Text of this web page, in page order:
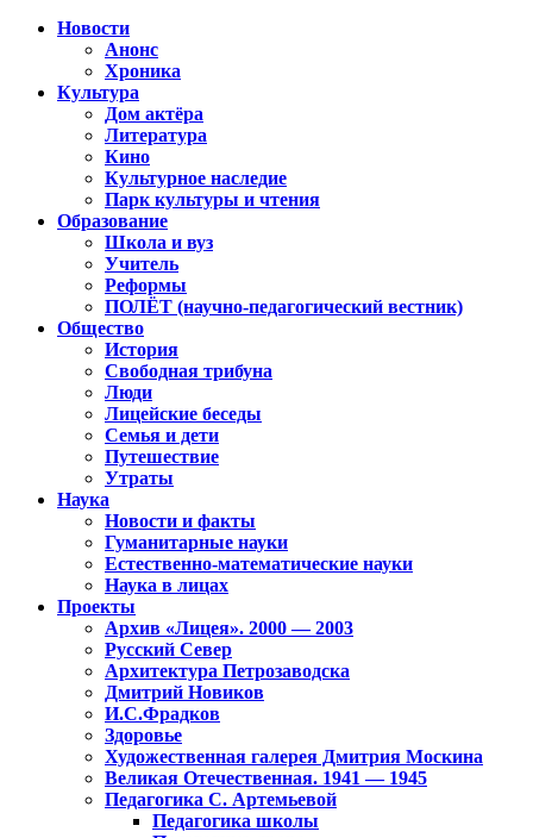
Новости
Анонс
Хроника
Культура
Дом актёра
Литература
Кино
Культурное наследие
Парк культуры и чтения
Образование
Школа и вуз
Учитель
Реформы
ПОЛЁТ (научно-педагогический вестник)
Общество
История
Свободная трибуна
Люди
Лицейские беседы
Семья и дети
Путешествие
Утраты
Наука
Новости и факты
Гуманитарные науки
Естественно-математические науки
Наука в лицах
Проекты
Архив «Лицея». 2000 — 2003
Русский Север
Архитектура Петрозаводска
Дмитрий Новиков
И.С.Фрадков
Здоровье
Художественная галерея Дмитрия Москина
Великая Отечественная. 1941 — 1945
Педагогика С. Артемьевой
Педагогика школы